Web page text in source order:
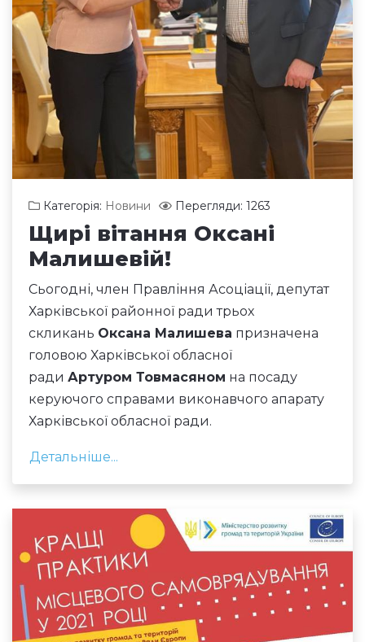
Категорія: Новини Перегляди: 1263
Щирі вітання Оксані
Малишевій!
Сьогодні, член Правління Асоціації, депутат
Харківської районної ради трьох
скликань Оксана Малишева призначена
головою Харківської обласної
ради Артуром Товмасяном на посаду
керуючого справами виконавчого апарату
Харківської обласної ради.
Детальніше...